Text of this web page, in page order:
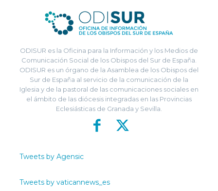
ODISUR es la Oficina para la Información y los Medios de
Comunicación Social de los Obispos del Sur de España.
ODISUR es un órgano de la Asamblea de los Obispos del
Sur de España al servicio de la comunicación de la
Iglesia y de la pastoral de las comunicaciones sociales en
el ámbito de las diócesis integradas en las Provincias
Eclesiásticas de Granada y Sevilla.
Tweets by Agensic
Tweets by vaticannews_es